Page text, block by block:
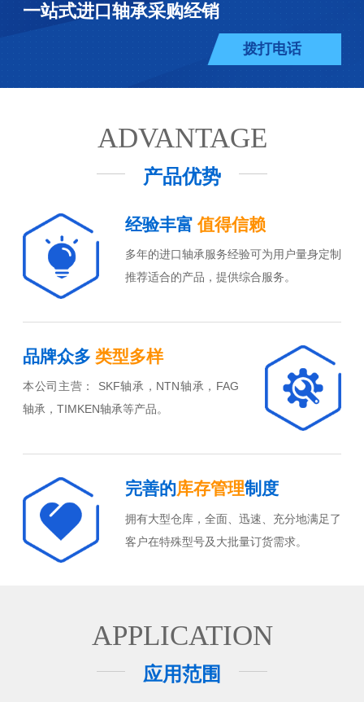
一站式进口轴承采购经销
拨打电话
ADVANTAGE
产品优势
经验丰富值得信赖
多年的进口轴承服务经验可为用户量身定制
推荐适合的产品，提供综合服务。
品牌众多 类型多样
本公司主营： SKF轴承，NTN轴承，FAG
轴承，TIMKEN轴承等产品。
完善的库存管理制度
拥有大型仓库，全面、迅速、充分地满足了
客户在特殊型号及大批量订货需求。
APPLICATION
应用范围